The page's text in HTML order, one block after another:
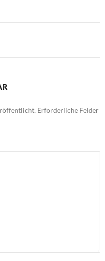
Erforderliche Felder